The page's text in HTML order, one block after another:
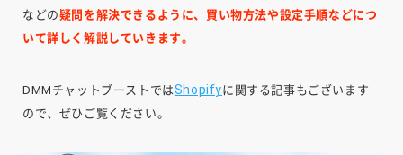
などの疑問を解決できるように、買い物方法や設定手順などにつ
いて詳しく解説していきます。
DMMチャットブーストではShopifyに関する記事もございます
ので、ぜひご覧ください。